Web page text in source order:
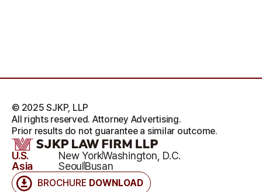
BROCHURE DOWNLOAD
U.S. New YorkWashington, D.C.
Asia
SeoulBusan
© 2025 SJKP, LLP
All rights reserved. Attorney Advertising.
Prior results do not guarantee a similar outcome.